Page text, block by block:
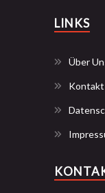
LINKS
Über
Kontakt